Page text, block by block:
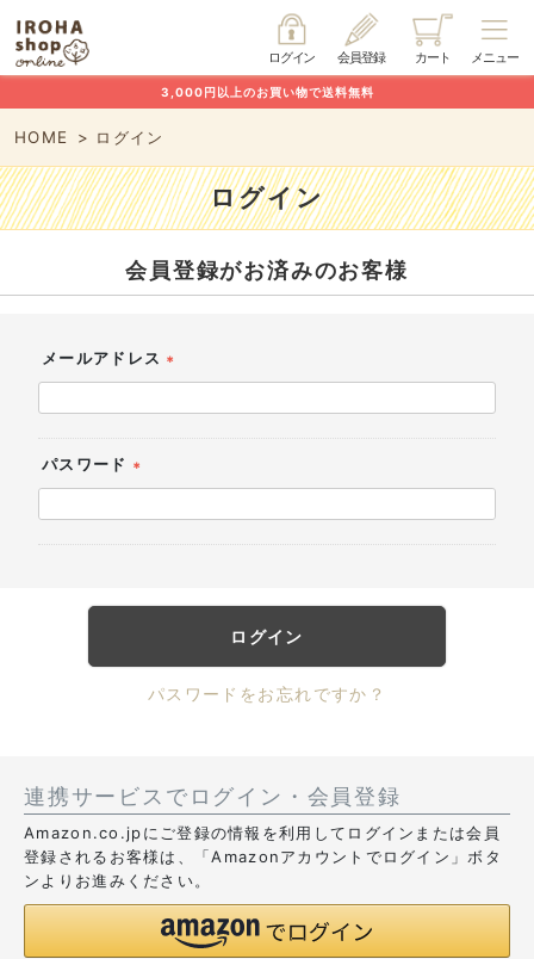
メニュー
カート
会員登録
ログイン
3,000円以上のお買い物で送料無料
HOME ログイン
ログイン
会員登録がお済みのお客様
メールアドレス
(必
須)
パスワード
(必
須)
ログイン
パスワードをお忘れですか？
連携サービスでログイン・会員登録
Amazon.co.jpにご登録の情報を利用してログインまたは会員
登録されるお客様は、「Amazonアカウントでログイン」ボタ
ンよりお進みください。